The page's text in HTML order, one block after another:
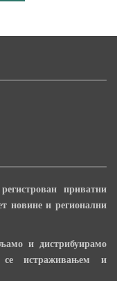
приватни
новине и регионални
и дистрибуирамо
се истраживањем и